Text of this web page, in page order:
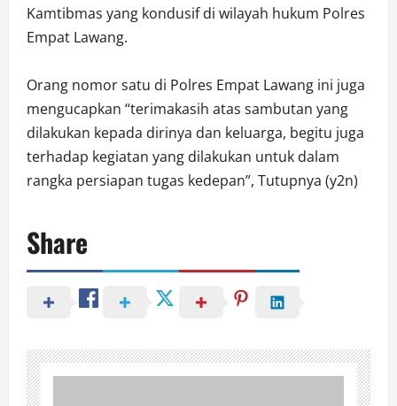
Kamtibmas yang kondusif di wilayah hukum Polres
Empat Lawang.
Orang nomor satu di Polres Empat Lawang ini juga
mengucapkan “terimakasih atas sambutan yang
dilakukan kepada dirinya dan keluarga, begitu juga
terhadap kegiatan yang dilakukan untuk dalam
rangka persiapan tugas kedepan”, Tutupnya (y2n)
Share